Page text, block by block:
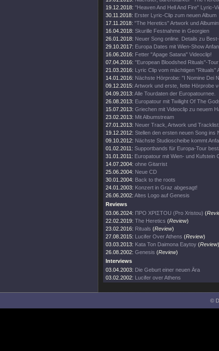
19.12.2018: "Heaven And Hell And Fire" Lyric-
30.11.2018: Erster Lyric-Clip zum neuen Album
17.11.2018: "The Heretics" Artwork und
16.04.2018: Skurille Festnahme in Georgien
26.01.2018: Neuer Song online. Details zu
29.10.2017: Europa Dates mit Wien-Show
16.06.2016: Fetter "Apage Satana" Videoclip!
07.04.2016: "European Bloodshed Rituals"-
21.03.2016: Lyric Clip vom mächtigen "Rituals"
14.01.2016: Nächste Hörprobe: "I Nomine Dei
09.12.2015: Artwork und erste, fette Hörprobe
04.09.2013: Alle Tourdaten der Europatournee.
26.08.2013: Europatour mit Twilight Of The
15.07.2013: Griechen mit Videoclip zu neuem
23.02.2013: Mit Albumstream
27.01.2013: Neuer Track, Artwork und
19.12.2012: Stellen den ersten neuen Song ins
09.10.2012: Nächste Studioscheibe kommt
01.02.2011: Supportbands für Europa-Tour
31.01.2011: Europatour mit Wien- und Kufstein
14.07.2004: ohne Gitarrist
25.06.2004: Neue CD
30.01.2004: Back to the roots
24.01.2003: Konzert in Graz abgesagt!
26.06.2002: Altes Logo auf Genesis
Reviews
03.06.2024: ΠΡΟ ΧΡΙΣΤΟU (Pro Xristou) (
22.02.2019: The Heretics (Review)
23.02.2016: Rituals (Review)
27.08.2015: Lucifer Over Athens (Review)
03.03.2013: Kata Ton Daimona Eaytoy (Review)
26.08.2002: Genesis (Review)
Interviews
03.04.2003: Die Geburt einer neuen Ära
03.02.2002: Lucifer over Athens
©